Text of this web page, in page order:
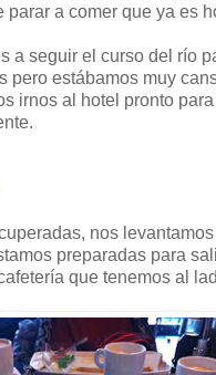
parar a comer que ya es
a seguir el curso del río
pero estábamos muy
irnos al hotel pronto
nos
preparadas para
que tenemos al